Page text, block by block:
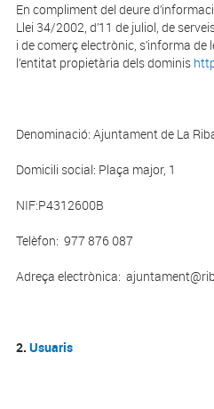
En compliment del deure
Llei 34/2002, d’11 de juliol, de
i de comerç electrònic, s’informa
l’entitat propietària dels dominis
Denominació: Ajuntament de La
Domicili social: Plaça major, 1
NIF:P4312600B
Telèfon: 977 876 087
Adreça electrònica:
2. Usuaris